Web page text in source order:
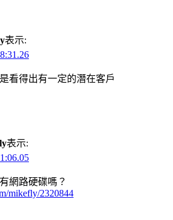
表示:
看得出有一定的潛在客戶
表示:
網路硬碟嗎？
mikefly/2320844